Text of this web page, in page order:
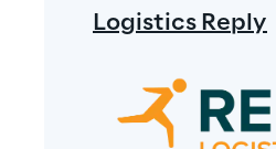
Logistics Reply